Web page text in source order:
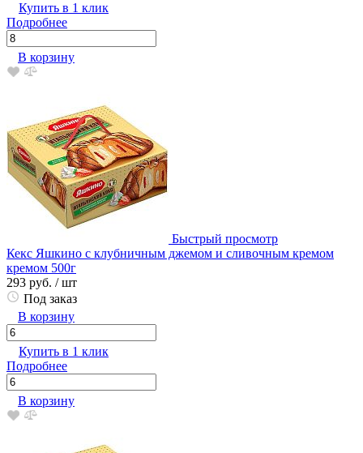
Купить в 1 клик
Подробнее
В корзину
Быстрый просмотр
Кекс Яшкино с клубничным джемом и сливочным кремом
кремом 500г
293 руб. / шт
Под заказ
В корзину
Купить в 1 клик
Подробнее
В корзину